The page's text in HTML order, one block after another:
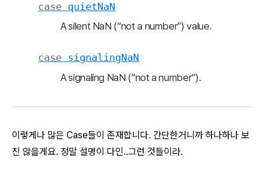
case quietNaN
A silent NaN (“not a number”) value.
case signalingNaN
A signaling NaN (“not a number”).
이렇게나 많은 Case들이 존재합니다. 간단한거니까 하나하나 보
진 않을게요. 정말 설명이 다인..그런 것들이라.